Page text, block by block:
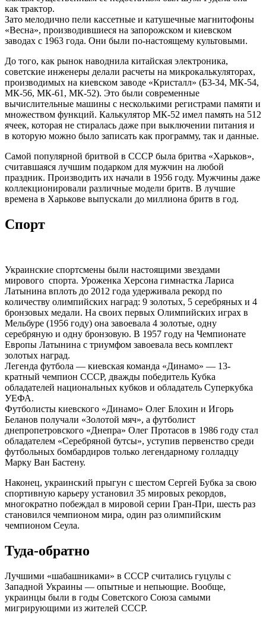
как трактор.
Зато мелодично пели кассетные и катушечные магнитофоны
«Весна», производившиеся на запорожском и киевском
заводах с 1963 года. Они были по-настоящему культовыми.
До того, как рынок наводнила китайская электроника,
советские инженеры делали расчеты на микрокалькуляторах,
производимых на киевском заводе «Кристалл» (Б3-34, МК-54,
МК-56, МК-61, МК-52). Это были современные
вычислительные машины с несколькими регистрами памяти и
множеством функций. Калькулятор МК-52 имел память на 512
ячеек, которая не стиралась даже при выключении питания и
в которую можно было записать как программу, так и данные.
Самой популярной бритвой в СССР была бритва «Харьков»,
считавшаяся лучшим подарком для мужчин на любой
праздник. Производить их начали в 1956 году. Мужчины даже
коллекционировали различные модели бритв. В лучшие
времена в Харькове выпускали до миллиона бритв в год.
Спорт
Украинские спортсмены были настоящими звездами
мирового спорта. Уроженка Херсона гимнастка Лариса
Латынина вплоть до 2012 года удерживала рекорд по
количеству олимпийских наград: 9 золотых, 5 серебряных и 4
бронзовых медали. На своих первых Олимпийских играх в
Мельбуре (1956 году) она завоевала 4 золотые, одну
серебряную и одну бронзовую. В 1957 году на Чемпионате
Европы Латынина с триумфом завоевала весь комплект
золотых наград.
Легенда футбола — киевская команда «Динамо» — 13-
кратный чемпион СССР, дважды победитель Кубка
обладателей национальных кубков и обладатель Суперкубка
УЕФА.
Футболисты киевского «Динамо» Олег Блохин и Игорь
Беланов получали «Золотой мяч», а футболист
днепропетровского «Днепра» Олег Протасов в 1986 году стал
обладателем «Серебряной бутсы», уступив первенство среди
футбольных бомбардиров только легендарному голладцу
Марку Ван Бастену.
Наконец, украинский прыгун с шестом Сергей Бубка за свою
спортивную карьеру установил 35 мировых рекордов,
многократно побеждал в мировой серии Гран-При, шесть раз
становился чемпионом мира, один раз олимпийским
чемпионом Сеула.
Туда-обратно
Лучшими «шабашниками» в СССР считались гуцулы с
Западной Украины — опытные и непьющие. Вообще,
украинцы были в годы Советского Союза самыми
мигрирующими из жителей СССР.